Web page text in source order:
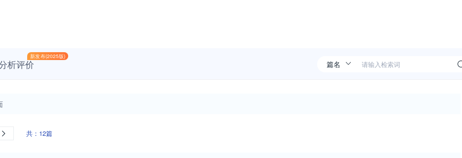
新发布(2025版)
析评价
共：12篇